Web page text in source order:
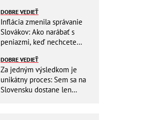
DOBRE VEDIEŤ
Inflácia zmenila správanie
Slovákov: Ako narábať s
peniazmi, keď nechcete
DOBRE VEDIEŤ
Za jedným výsledkom je
unikátny proces: Sem sa na
Slovensku dostane len